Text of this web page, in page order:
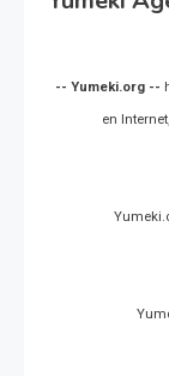
-- Yumeki.org --
en